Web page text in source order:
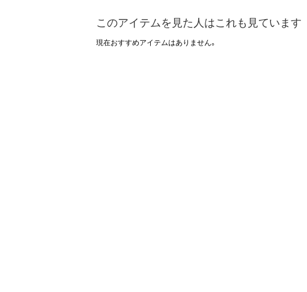
このアイテムを見た人はこれも見ています
現在おすすめアイテムはありません。